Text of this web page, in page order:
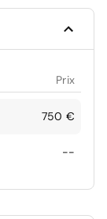
Prix
750 €
--